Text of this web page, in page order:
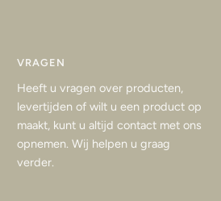
VRAGEN
Heeft u vragen over producten,
levertijden of wilt u een product op
maakt, kunt u altijd contact met ons
opnemen. Wij helpen u graag
verder.